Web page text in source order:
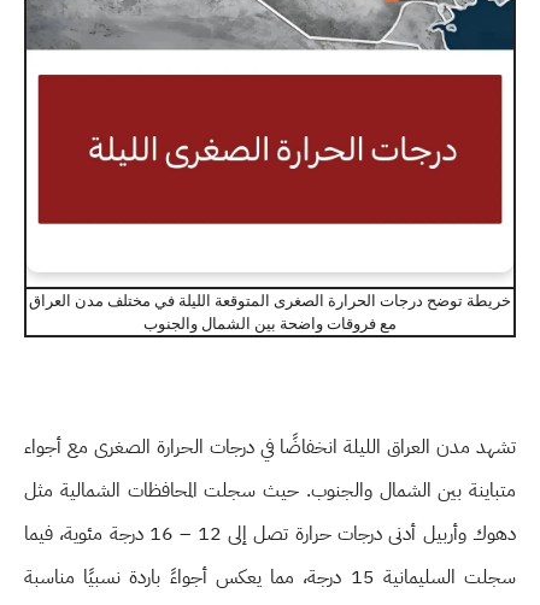
خريطة توضح درجات الحرارة الصغرى المتوقعة الليلة في مختلف مدن العراق
مع فروقات واضحة بين الشمال والجنوب
تشهد مدن العراق الليلة انخفاضًا في درجات الحرارة الصغرى مع أجواء
متباينة بين الشمال والجنوب. حيث سجلت المحافظات الشمالية مثل
دهوك وأربيل أدنى درجات حرارة تصل إلى 12 – 16 درجة مئوية، فيما
سجلت السليمانية 15 درجة، مما يعكس أجواءً باردة نسبيًا مناسبة